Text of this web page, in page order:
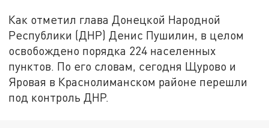
Как отметил глава Донецкой Народной
Республики (ДНР) Денис Пушилин, в целом
освобождено порядка 224 населенных
пунктов. По его словам, сегодня Щурово и
Яровая в Краснолиманском районе перешли
под контроль ДНР.